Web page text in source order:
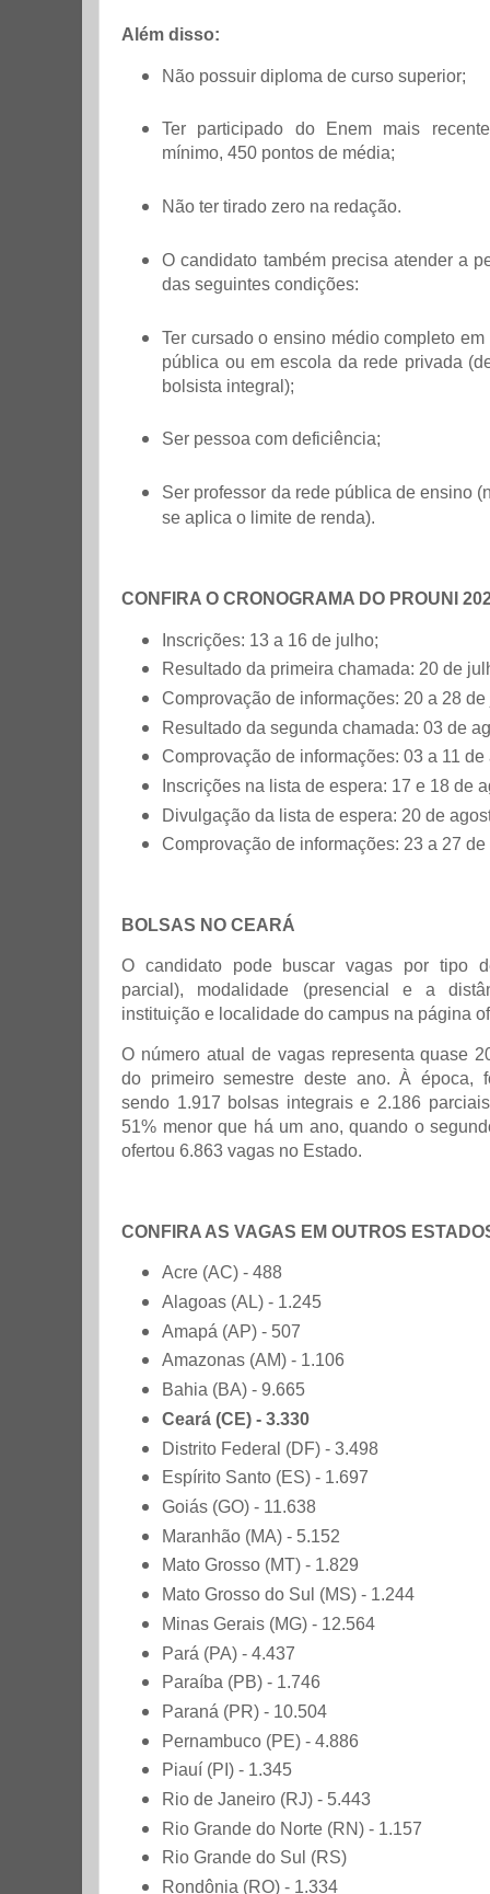
Além disso:
Não possuir diploma de curso superior;
Ter participado do Enem mais
mínimo, 450 pontos de média;
Não ter tirado zero na redação.
O candidato também precisa atender a
das seguintes condições:
Ter cursado o ensino médio completo
pública ou em escola da rede privada
bolsista integral);
Ser pessoa com deficiência;
Ser professor da rede pública de ensino
se aplica o limite de renda).
CONFIRA O CRONOGRAMA DO PROUNI
Inscrições: 13 a 16 de julho;
Resultado da primeira chamada: 20 de
Comprovação de informações: 20 a 28
Resultado da segunda chamada: 03 de
Comprovação de informações: 03 a 11 de
Inscrições na lista de espera: 17 e 18 de
Divulgação da lista de espera: 20 de
Comprovação de informações: 23 a 27 de
BOLSAS NO CEARÁ
O candidato pode buscar vagas por tipo
parcial), modalidade (presencial e a
instituição e localidade do campus na página
O número atual de vagas representa quase
do primeiro semestre deste ano. À época,
sendo 1.917 bolsas integrais e 2.186
51% menor que há um ano, quando o
ofertou 6.863 vagas no Estado.
CONFIRA AS VAGAS EM OUTROS
Acre (AC) - 488
Alagoas (AL) - 1.245
Amapá (AP) - 507
Amazonas (AM) - 1.106
Bahia (BA) - 9.665
Ceará (CE) - 3.330
Distrito Federal (DF) - 3.498
Espírito Santo (ES) - 1.697
Goiás (GO) - 11.638
Maranhão (MA) - 5.152
Mato Grosso (MT) - 1.829
Mato Grosso do Sul (MS) - 1.244
Minas Gerais (MG) - 12.564
Pará (PA) - 4.437
Paraíba (PB) - 1.746
Paraná (PR) - 10.504
Pernambuco (PE) - 4.886
Piauí (PI) - 1.345
Rio de Janeiro (RJ) - 5.443
Rio Grande do Norte (RN) - 1.157
Rio Grande do Sul (RS)
Rondônia (RO) - 1.334